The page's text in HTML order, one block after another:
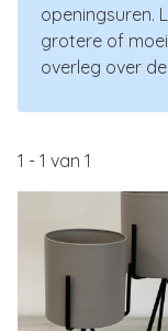
openingsuren.
grotere of
overleg over
1 - 1 van 1